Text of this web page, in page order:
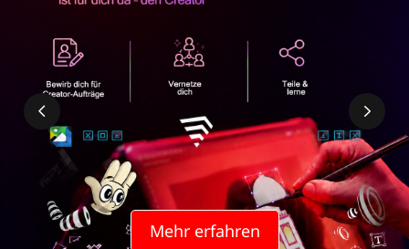
Mehr erfahren